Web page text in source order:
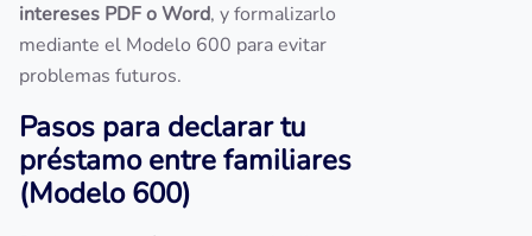
intereses PDF o Word, y formalizarlo
mediante el Modelo 600 para evitar
problemas futuros.
Pasos para declarar tu
préstamo entre familiares
(Modelo 600)